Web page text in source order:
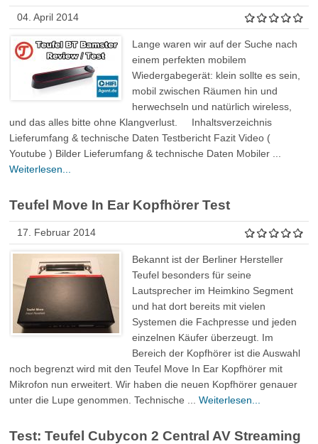
04. April 2014
Lange waren wir auf der Suche nach
einem perfekten mobilem
Wiedergabegerät: klein sollte es sein,
mobil zwischen Räumen hin und
herwechseln und natürlich wireless,
und das alles bitte ohne Klangverlust. Inhaltsverzeichnis
Lieferumfang & technische Daten Testbericht Fazit Video (
Youtube ) Bilder Lieferumfang & technische Daten Mobiler ...
Weiterlesen...
Teufel Move In Ear Kopfhörer Test
17. Februar 2014
Bekannt ist der Berliner Hersteller
Teufel besonders für seine
Lautsprecher im Heimkino Segment
und hat dort bereits mit vielen
Systemen die Fachpresse und jeden
einzelnen Käufer überzeugt. Im
Bereich der Kopfhörer ist die Auswahl
noch begrenzt wird mit den Teufel Move In Ear Kopfhörer mit
Mikrofon nun erweitert. Wir haben die neuen Kopfhörer genauer
unter die Lupe genommen. Technische ...Weiterlesen...
Test: Teufel Cubycon 2 Central AV Streaming